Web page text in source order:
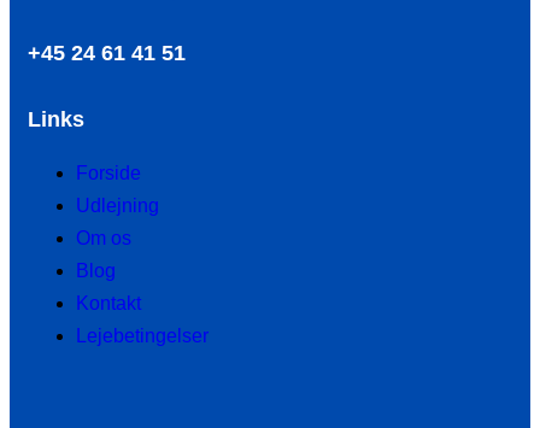
+45 24 61 41 51
Links
Forside
Udlejning
Om os
Blog
Kontakt
Lejebetingelser